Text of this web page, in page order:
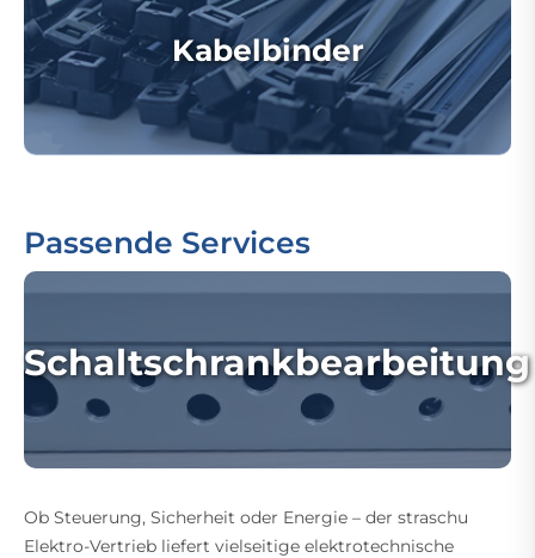
Kabelbinder
Passende Services
Schaltschrankbearbeitung
Ob Steuerung, Sicherheit oder Energie – der straschu
Elektro-Vertrieb liefert vielseitige elektrotechnische